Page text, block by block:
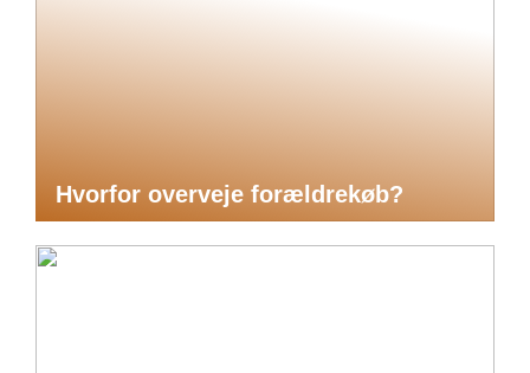
Hvorfor overveje forældrekøb?